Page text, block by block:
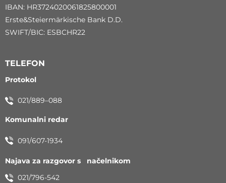
IBAN: HR3724020061825800001
Erste&Steiermärkische Bank D.D.
SWIFT/BIC: ESBCHR22
TELEFON
Protokol
021/889–088
Komunalni redar
091/607-1934
Najava za razgovor s načelnikom
021/796-542